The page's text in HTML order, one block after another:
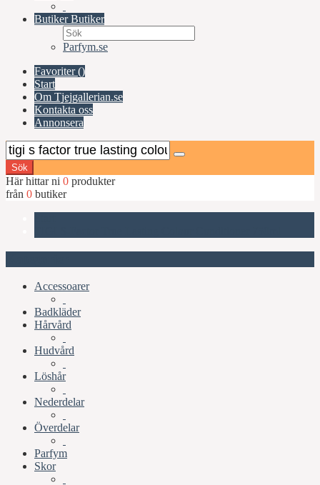
ButikerButiker
Parfym.se
Favoriter ()
Start
Om Tjejgallerian.se
Kontakta oss
Annonsera
Sök
Här hittar ni 0 produkter
från 0 butiker
Accessoarer
Badkläder
Hårvård
Hudvård
Löshår
Nederdelar
Överdelar
Parfym
Skor